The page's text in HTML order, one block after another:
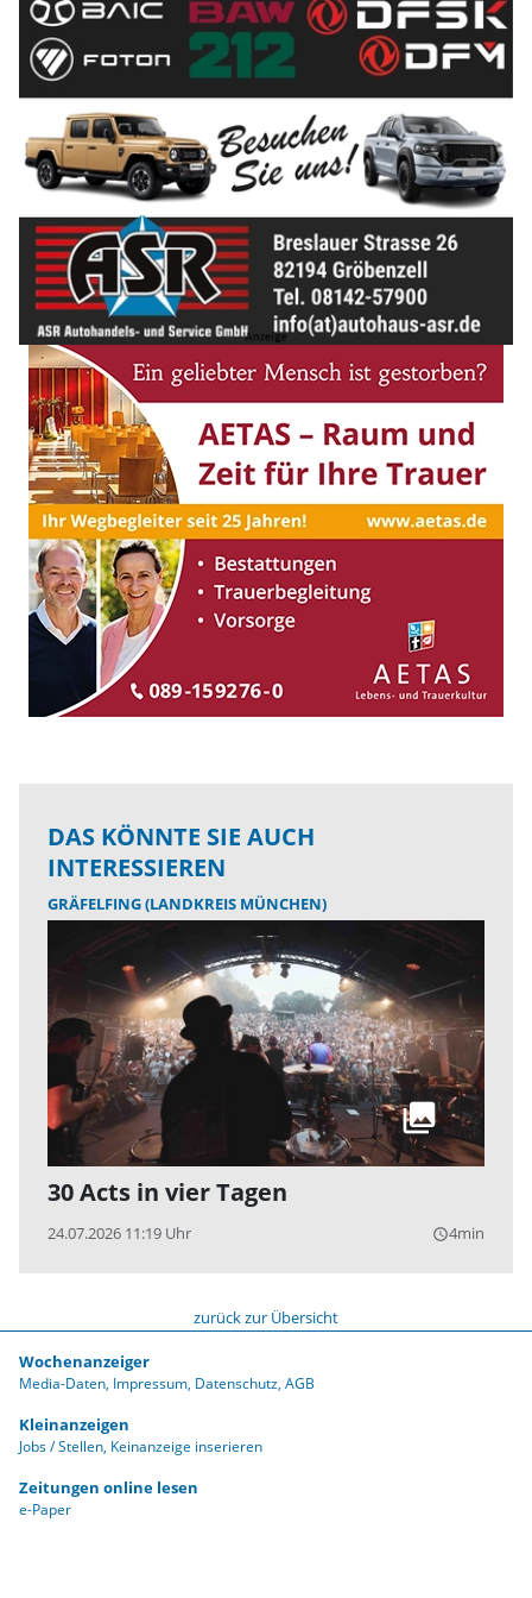
DAS KÖNNTE SIE AUCH
INTERESSIEREN
GRÄFELFING (LANDKREIS MÜNCHEN)
30 Acts in vier Tagen
24.07.2026 11:19 Uhr query_builder4min
zurück zur Übersicht
Wochenanzeiger
Media-Daten Impressum Datenschutz AGB
Kleinanzeigen
Jobs / Stellen Keinanzeige inserieren
Zeitungen online lesen
e-Paper